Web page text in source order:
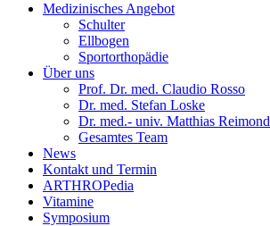
Medizinisches Angebot
Schulter
Ellbogen
Sportorthopädie
Über uns
Prof. Dr. med. Claudio Rosso
Dr. med. Stefan Loske
Dr. med.- univ. Matthias Reimond
Gesamtes Team
News
Kontakt und Termin
ARTHROPedia
Vitamine
Symposium